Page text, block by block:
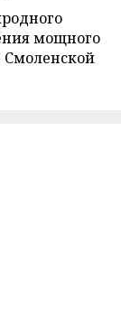
мощного
Смоленской